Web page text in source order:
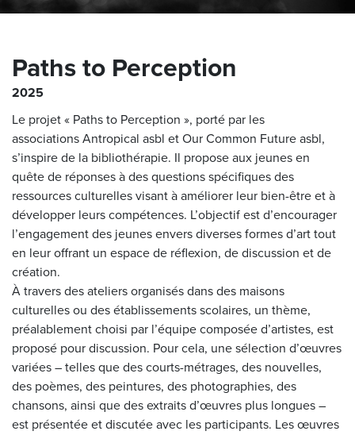
Paths to Perception
2025
Le projet « Paths to Perception », porté par les
associations Antropical asbl et Our Common Future asbl,
s’inspire de la bibliothérapie. Il propose aux jeunes en
quête de réponses à des questions spécifiques des
ressources culturelles visant à améliorer leur bien-être et à
développer leurs compétences. L’objectif est d’encourager
l’engagement des jeunes envers diverses formes d’art tout
en leur offrant un espace de réflexion, de discussion et de
création.
À travers des ateliers organisés dans des maisons
culturelles ou des établissements scolaires, un thème,
préalablement choisi par l’équipe composée d’artistes, est
proposé pour discussion. Pour cela, une sélection d’œuvres
variées – telles que des courts-métrages, des nouvelles,
des poèmes, des peintures, des photographies, des
chansons, ainsi que des extraits d’œuvres plus longues –
est présentée et discutée avec les participants. Les œuvres